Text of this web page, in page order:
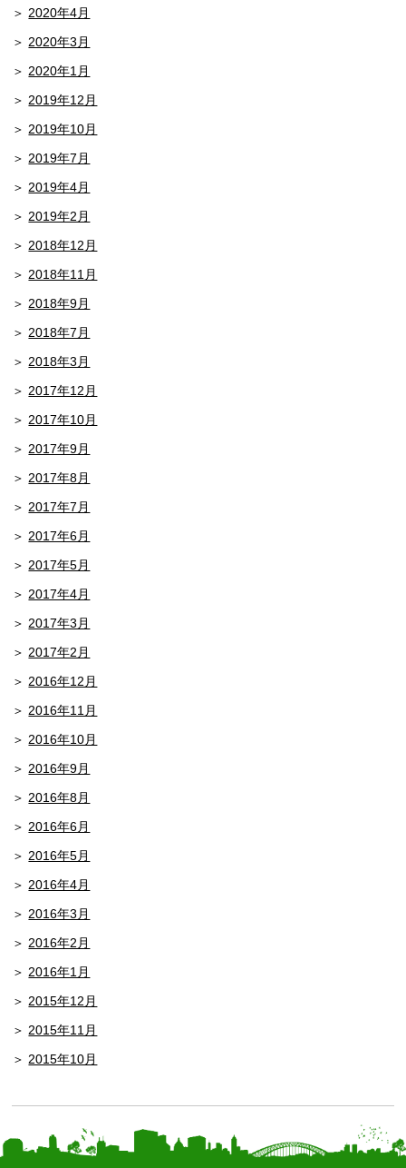
2020年4月
2020年3月
2020年1月
2019年12月
2019年10月
2019年7月
2019年4月
2019年2月
2018年12月
2018年11月
2018年9月
2018年7月
2018年3月
2017年12月
2017年10月
2017年9月
2017年8月
2017年7月
2017年6月
2017年5月
2017年4月
2017年3月
2017年2月
2016年12月
2016年11月
2016年10月
2016年9月
2016年8月
2016年6月
2016年5月
2016年4月
2016年3月
2016年2月
2016年1月
2015年12月
2015年11月
2015年10月